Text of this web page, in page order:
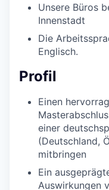
Unsere Büros
Innenstadt
Die
Englisch.
Profil
Einen
einer
(Deutschland,
mitbringen
Ein
Auswirkungen